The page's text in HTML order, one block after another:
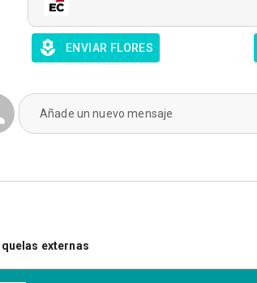
ENVIAR FLORES
Añade un nuevo mensaje
externas